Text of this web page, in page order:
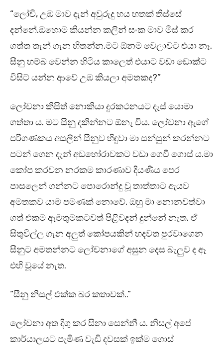
“ලෝචි, උඹ මාව දැන් අවුරුදු හය හතක් තිස්සේ
දන්නේ.ඔහොම කියන්න කලින් සංක මාව මිස් කර
ගත්ත තැන් ගැන හිතන්න.මට ඕනම වෙලාවට එයා නෑ.
සීනු හම්බ වෙන්න හිටිය කාලෙත් එයාට වඩා ඩොක්ට
විසිට් යන්න ආවේ උඹ කියලා අමතකද?”
ලෝචනා කිසිත් නොකියා දුරකථනයට දෑස් යොමා
ගත්තා ය. මට සීනු දකින්නට ඕනෑ විය. ලෝචනා ඇගේ
පරිගණකය අසලින් සීනුව හිඳුවා මා සන්සුන් කරන්නට
පටන් ගෙන දැන් අඩහෝරාවකට වඩා ගෙවී ගොස් ය.මා
කෝප කරවන නරකම කාරණාව දියණිය පෙර
පාසලෙන් ගන්නට පොරොන්දු වූ තාත්තාට ඇයව
අමතකව යාම පමණක් නොවේ. ඔහු මා නොනවත්වා
ගත් එකම ඇමතුමකටවත් පිළිවදන් දුන්නේ නැත. ඒ
සිතුවිල්ල ගැන අලුත් කෝපයකින් හදවත පුරවාගෙන
සීනුට අමතන්නට ලෝචනාගේ අසුන දෙස බැලුව ද ඈ
එහි වූයේ නැත.
“සීනු නිසල් එක්ක බර කතාවක්..”
ලෝචනා අත දිගු කර සිනා සෙන්නී ය. නිසල් අපේ
කාර්යාලයට පැමිණ වැඩි දවසක් ඉක්ම ගොස්